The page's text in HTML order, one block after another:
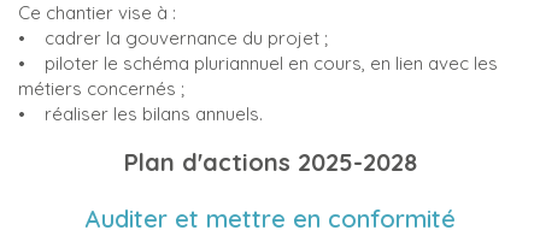
Ce chantier vise à :
• cadrer la gouvernance du projet ;
• piloter le schéma pluriannuel en cours, en lien avec les
métiers concernés ;
• réaliser les bilans annuels.
Plan d'actions 2025-2028
Auditer et mettre en conformité